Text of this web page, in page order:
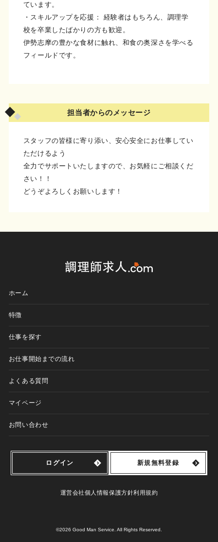
ています。
・スキルアップを応援： 経験者はもちろん、調理学
校を卒業したばかりの方も歓迎。
伊勢志摩の豊かな食材に触れ、和食の奥深さを学べる
フィールドです。
担当者からのメッセージ
スタッフの皆様に寄り添い、安心安全にお仕事してい
ただけるよう
全力でサポートいたしますので、お気軽にご相談くだ
さい！！
どうぞよろしくお願いします！
ホーム
特徴
仕事を探す
お仕事開始までの流れ
よくある質問
マイページ
お問い合わせ
ログイン 新規無料登録
運営会社個人情報保護方針利用規約
©2026 Good Man Service. All Rights Reserved.